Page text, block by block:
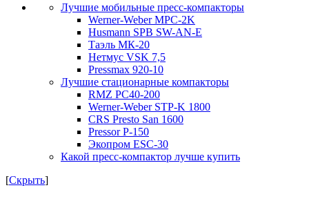
Лучшие мобильные пресс-компакторы
Werner-Weber MPC-2K
Husmann SPB SW-AN-E
Таэль МК-20
Нетмус VSK 7,5
Pressmax 920-10
Лучшие стационарные компакторы
RMZ PC40-200
Werner-Weber STP-K 1800
CRS Presto San 1600
Pressor Р-150
Экопром ESC-30
Какой пресс-компактор лучше купить
[Скрыть]